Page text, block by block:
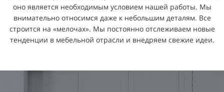
оно является необходимым условием нашей работы. Мы
внимательно относимся даже к небольшим деталям. Все
строится на «мелочах». Мы постоянно отслеживаем новые
тенденции в мебельной отрасли и внедряем свежие идеи.